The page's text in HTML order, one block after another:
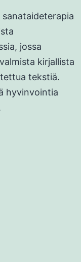
sanataideterapia
jossa
kirjallista
tekstiä.
hyvinvointia